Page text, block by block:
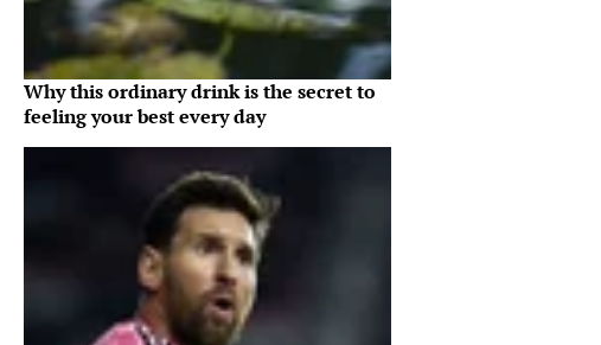
Why this ordinary drink is the secret to
feeling your best every day